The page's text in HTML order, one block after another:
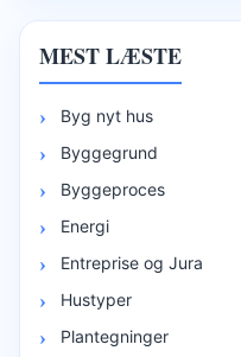
MEST LÆSTE
Byg nyt hus
Byggegrund
Byggeproces
Energi
Entreprise og Jura
Hustyper
Plantegninger